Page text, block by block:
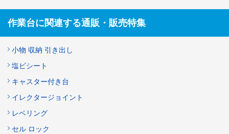
作業台に関連する通販・販売特集
小物 収納 引き出し
塩ビシート
キャスター付き台
イレクタージョイント
レベリング
セル ロック